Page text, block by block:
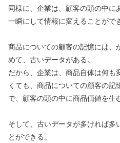
同様に、企業は、顧客の頭の中に
一瞬にして情報に変えることがで
商品についての顧客の記憶には、
めて、古いデータがある。
だから、企業は、商品自体は何も
くても、商品についての顧客の記
で、顧客の頭の中に商品価値を生
そして、古いデータが多ければ多
とができる。